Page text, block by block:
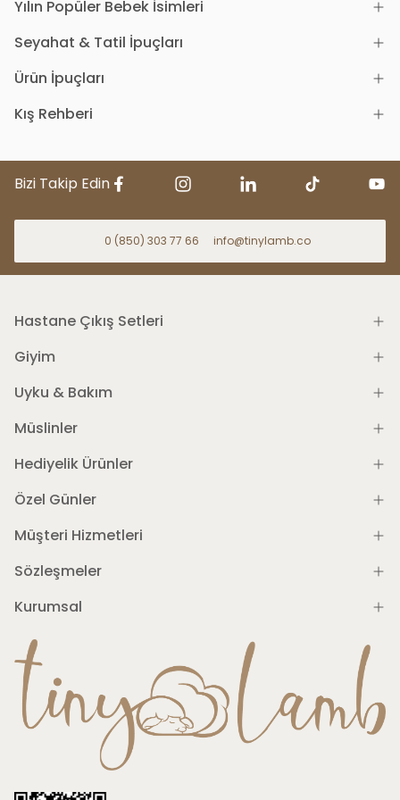
Yılın Popüler Bebek İsimleri
Seyahat & Tatil İpuçları
Ürün İpuçları
Kış Rehberi
Bizi Takip Edin
0 (850) 303 77 66 info@tinylamb.co
Hastane Çıkış Setleri
Giyim
Uyku & Bakım
Müslinler
Hediyelik Ürünler
Özel Günler
Müşteri Hizmetleri
Sözleşmeler
Kurumsal